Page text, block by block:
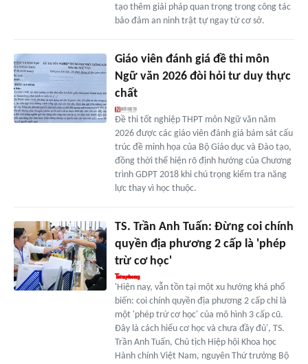
tạo thêm giải pháp quan trọng trong công tác
bảo đảm an ninh trật tự ngay từ cơ sở.
Giáo viên đánh giá đề thi môn
Ngữ văn 2026 đòi hỏi tư duy thực
chất
Đề thi tốt nghiệp THPT môn Ngữ văn năm
2026 được các giáo viên đánh giá bám sát cấu
trúc đề minh họa của Bộ Giáo dục và Đào tạo,
đồng thời thể hiện rõ định hướng của Chương
trình GDPT 2018 khi chú trọng kiểm tra năng
lực thay vì học thuộc.
TS. Trần Anh Tuấn: Đừng coi chính
quyền địa phương 2 cấp là 'phép
trừ cơ học'
'Hiện nay, vẫn tồn tại một xu hướng khá phổ
biến: coi chính quyền địa phương 2 cấp chỉ là
một 'phép trừ cơ học' của mô hình 3 cấp cũ.
Đây là cách hiểu cơ học và chưa đầy đủ', TS.
Trần Anh Tuấn, Chủ tịch Hiệp hội Khoa học
Hành chính Việt Nam, nguyên Thứ trưởng Bộ